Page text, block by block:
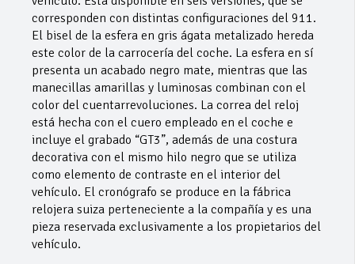
corresponden con distintas configuraciones del 911.
El bisel de la esfera en gris ágata metalizado hereda
este color de la carrocería del coche. La esfera en sí
presenta un acabado negro mate, mientras que las
manecillas amarillas y luminosas combinan con el
color del cuentarrevoluciones. La correa del reloj
está hecha con el cuero empleado en el coche e
incluye el grabado “GT3”, además de una costura
decorativa con el mismo hilo negro que se utiliza
como elemento de contraste en el interior del
vehículo. El cronógrafo se produce en la fábrica
relojera suiza perteneciente a la compañía y es una
pieza reservada exclusivamente a los propietarios del
vehículo.